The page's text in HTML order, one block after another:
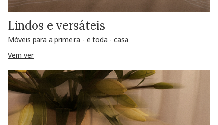
Lindos e versáteis
Móveis para a primeira - e toda - casa
Vem ver